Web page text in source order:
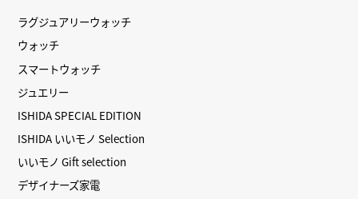
ラグジュアリーウォッチ
ウォッチ
スマートウォッチ
ジュエリー
ISHIDA SPECIAL EDITION
ISHIDA いいモノ Selection
いいモノ Gift selection
デザイナーズ家電